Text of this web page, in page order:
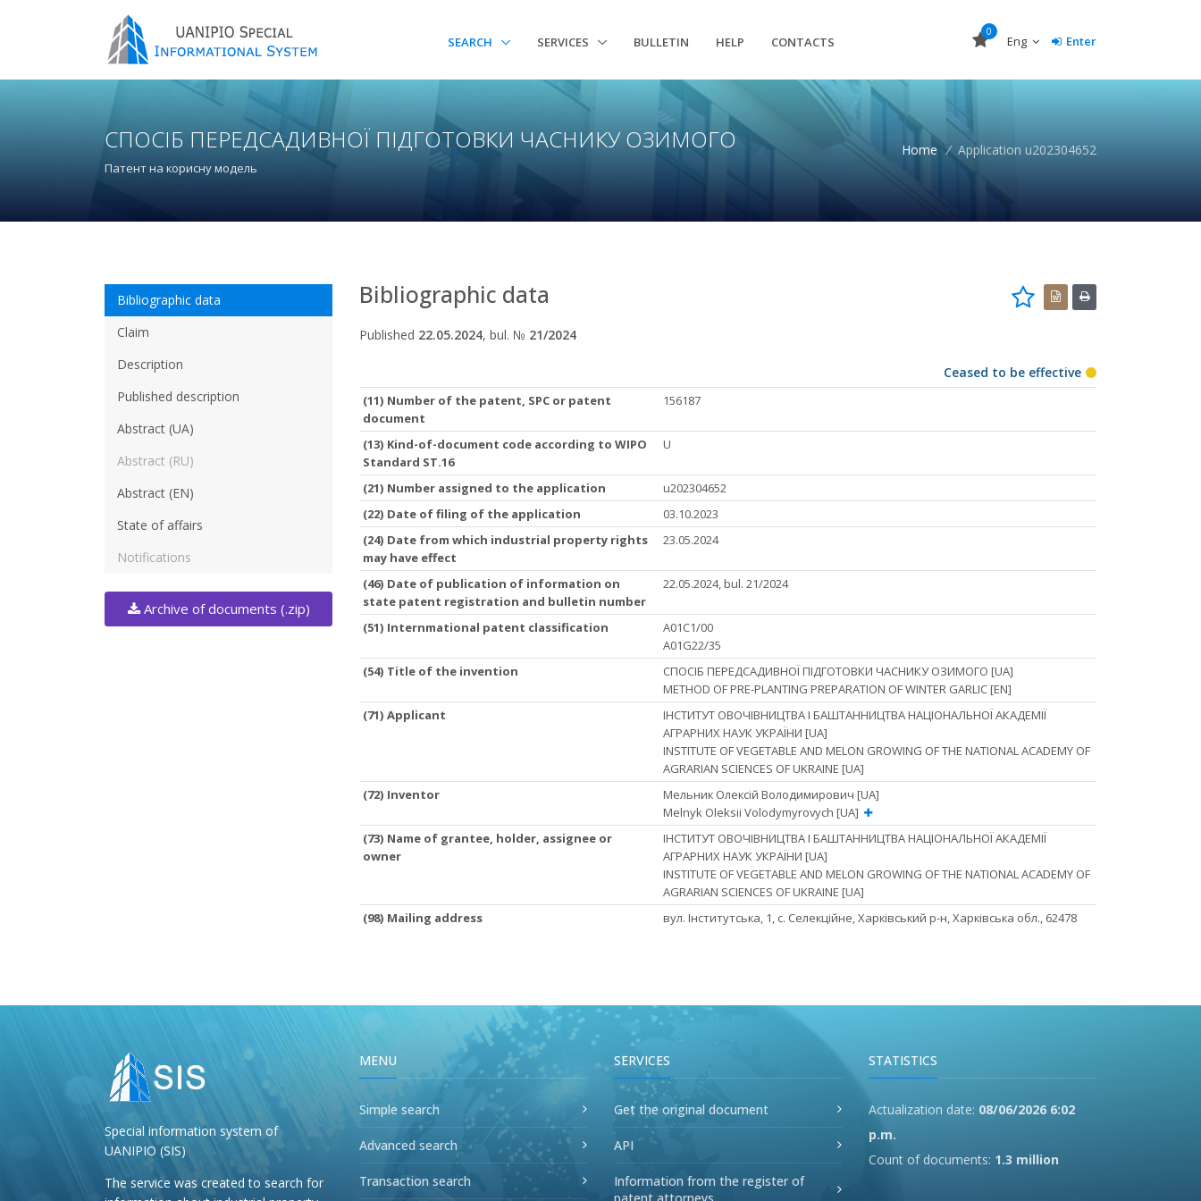
SEARCH SERVICES BULLETIN HELP CONTACTS
0
Eng Enter
СПОСІБ ПЕРЕДСАДИВНОЇ ПІДГОТОВКИ ЧАСНИКУ ОЗИМОГО
Патент на корисну модель
Home / Application u202304652
Bibliographic data
Claim
Description
Published description
Abstract (UA)
Abstract (RU)
Abstract (EN)
State of affairs
Notifications
Archive of documents (.zip)
Bibliographic data
Published 22.05.2024, bul. № 21/2024
Ceased to be effective
(11) Number of the patent, SPC or patent
document
156187
(13) Kind-of-document code according to WIPO
Standard ST.16
U
(21) Number assigned to the application
u202304652
(22) Date of filing of the application
03.10.2023
(24) Date from which industrial property rights
may have effect
23.05.2024
(46) Date of publication of information on
state patent registration and bulletin number
22.05.2024, bul. 21/2024
(51) Internmational patent classification
A01C1/00
A01G22/35
(54) Title of the invention
СПОСІБ ПЕРЕДСАДИВНОЇ ПІДГОТОВКИ ЧАСНИКУ ОЗИМОГО [UA]
METHOD OF PRE-PLANTING PREPARATION OF WINTER GARLIC [EN]
(71) Applicant
ІНСТИТУТ ОВОЧІВНИЦТВА І БАШТАННИЦТВА НАЦІОНАЛЬНОЇ АКАДЕМІЇ
АГРАРНИХ НАУК УКРАЇНИ [UA]
INSTITUTE OF VEGETABLE AND MELON GROWING OF THE NATIONAL ACADEMY OF
AGRARIAN SCIENCES OF UKRAINE [UA]
(72) Inventor
Мельник Олексій Володимирович [UA]
Melnyk Oleksii Volodymyrovych [UA]
(73) Name of grantee, holder, assignee or
owner
ІНСТИТУТ ОВОЧІВНИЦТВА І БАШТАННИЦТВА НАЦІОНАЛЬНОЇ АКАДЕМІЇ
АГРАРНИХ НАУК УКРАЇНИ [UA]
INSTITUTE OF VEGETABLE AND MELON GROWING OF THE NATIONAL ACADEMY OF
AGRARIAN SCIENCES OF UKRAINE [UA]
(98) Mailing address
вул. Інститутська, 1, с. Селекційне, Харківський р-н, Харківська обл., 62478
Special information system of
UANIPIO (SIS)
The service was created to search for
MENU
Simple search
Advanced search
Transaction search
SERVICES
Get the original document
API
Information from the register of
patent attorneys
STATISTICS
Actualization date: 08/06/2026 6:02
p.m.
Count of documents: 1.3 million